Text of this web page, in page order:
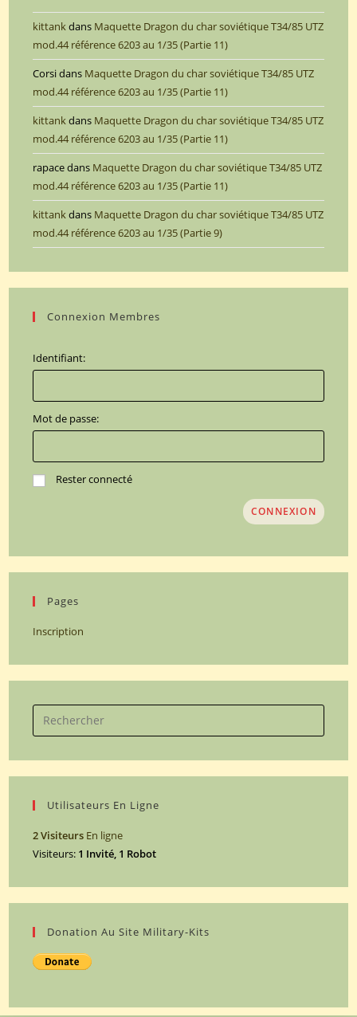
kittank dans Maquette Dragon du char soviétique T34/85 UTZ
mod.44 référence 6203 au 1/35 (Partie 11)
Corsidans Maquette Dragon du char soviétique T34/85 UTZ
mod.44 référence 6203 au 1/35 (Partie 11)
kittank dans Maquette Dragon du char soviétique T34/85 UTZ
mod.44 référence 6203 au 1/35 (Partie 11)
rapacedans Maquette Dragon du char soviétique T34/85 UTZ
mod.44 référence 6203 au 1/35 (Partie 11)
kittank dans Maquette Dragon du char soviétique T34/85 UTZ
mod.44 référence 6203 au 1/35 (Partie 9)
Connexion Membres
Identifiant:
Mot de passe:
Rester connecté
CONNEXION
Pages
Inscription
Search
for:
Utilisateurs En Ligne
2 Visiteurs En ligne
Visiteurs: 1 Invité, 1 Robot
Donation Au Site Military-Kits